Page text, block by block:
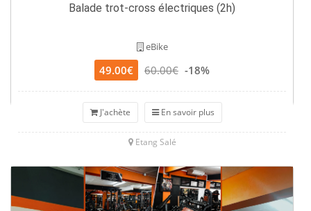
Balade trot-cross électriques (2h)
eBike
49.00€ 60.00€ -18%
J'achète En savoir plus
Etang Salé